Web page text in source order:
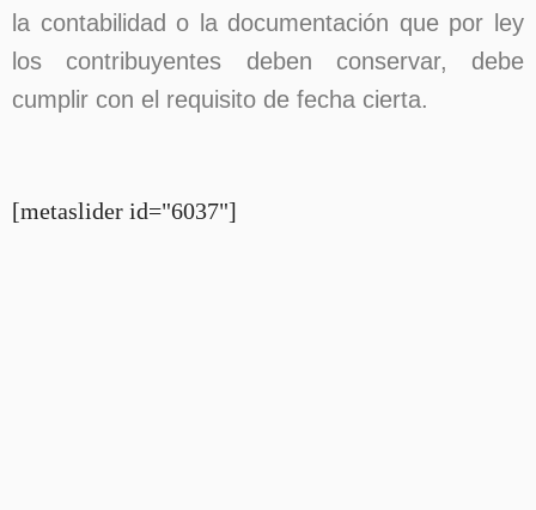
la contabilidad o la documentación que por ley
los contribuyentes deben conservar, debe
cumplir con el requisito de fecha cierta.
[metaslider id="6037"]